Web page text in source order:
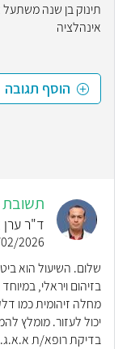
אינהלציה
הוסף תגובה
ד"ר ערן
2026 | 08:25
שלום. השיעול הוא
בזיהום ויראלי,
מחלה זיהומית כמו
יכול לעזור. מומלץ
בדיקת רופא/ת